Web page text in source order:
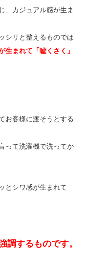
、カジュアル感が生ま
シリと整えるものでは
生まれて「嘘くさく」
お客様に渡そうとする
って洗濯機で洗ってか
とシワ感が生まれて
調するものです。